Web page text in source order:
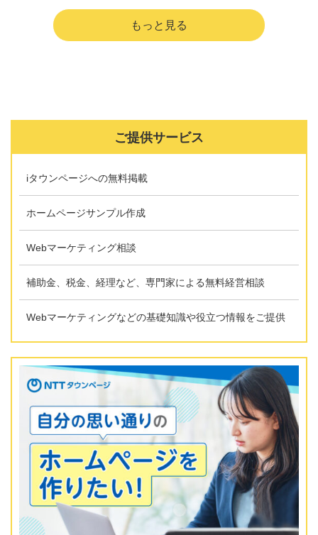
ご提供サービス
iタウンページへの無料掲載
ホームページサンプル作成
Webマーケティング相談
補助金、税金、経理など、専門家による無料経営相談
Webマーケティングなどの基礎知識や役立つ情報をご提供